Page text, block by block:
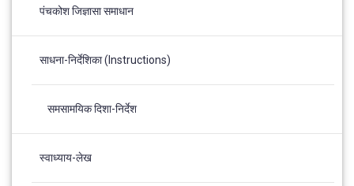
पंचकोश जिज्ञासा समाधान
साधना-निर्देशिका (Instructions)
समसामयिक दिशा-निर्देश
स्वाध्याय-लेख